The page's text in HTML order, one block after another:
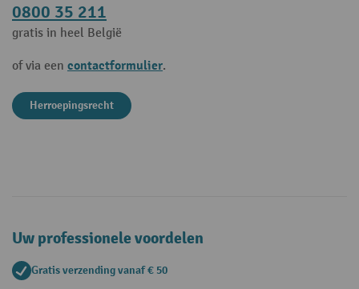
0800 35 211
gratis in heel België
of via een contactformulier.
Herroepingsrecht
Uw professionele voordelen
Gratis verzending vanaf € 50